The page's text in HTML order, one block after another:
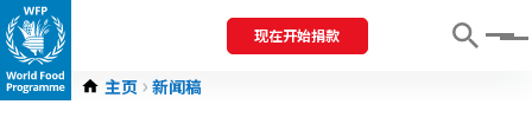
现在开始捐款 Menu
主页 新闻稿